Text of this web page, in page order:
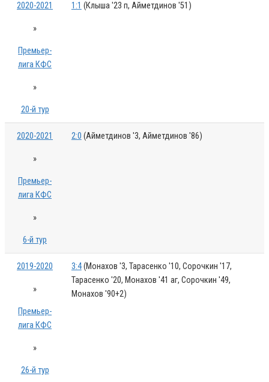
2020-2021
»
Премьер-
лига КФС
»
20-й тур
1:1 (Клыша '23 п, Айметдинов '51)
2020-2021
»
Премьер-
лига КФС
»
6-й тур
2:0 (Айметдинов '3, Айметдинов '86)
2019-2020
»
Премьер-
лига КФС
»
26-й тур
3:4(Монахов '3, Тарасенко '10, Сорочкин '17,
Тарасенко '20, Монахов '41 аг, Сорочкин '49,
Монахов '90+2)